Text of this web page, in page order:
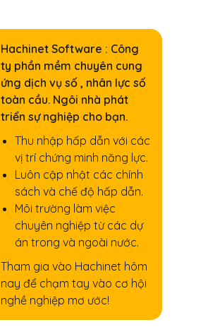
Hachinet Software : Công
ty phần mềm chuyên cung
ứng dịch vụ số , nhân lực số
toàn cầu. Ngôi nhà phát
triển sự nghiệp cho bạn.
Thu nhập hấp dẫn với các
vị trí chứng minh năng lực.
Luôn cập nhật các chính
sách và chế độ hấp dẫn.
Môi trường làm việc
chuyên nghiệp từ các dự
án trong và ngoài nước.
Tham gia vào Hachinet hôm
nay để chạm tay vào cơ hội
nghề nghiệp mơ ước!